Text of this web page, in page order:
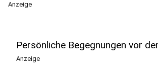
Anzeige
Persönliche Begegnungen vor
Anzeige